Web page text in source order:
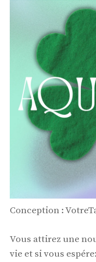
Conception :
Vous attirez une
vie et si vous